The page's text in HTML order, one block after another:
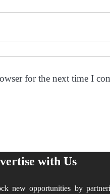
for the next time I
with Us
new opportunities by